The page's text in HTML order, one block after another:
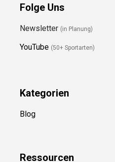
Folge Uns
YouTube (50+ Sportarten)
Blog